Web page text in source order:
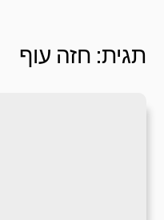
תגית: חזה עוף